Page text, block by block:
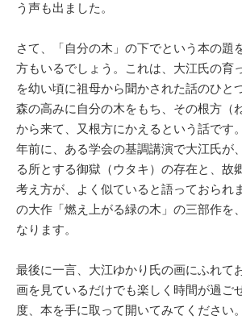
う声も出ました。
さて、「自分の木」の下でという本の題
方もいるでしょう。これは、大江氏の育
を幼い頃に祖母から聞かされた話のひと
森の高みに自分の木をもち、その根方
から来て、又根方にかえるという話です
年前に、ある学会の基調講演で大江氏が
る所とする御獄（ウタキ）の存在と、故
考え方が、よく似ていると語っておられ
の大作「燃え上がる緑の木」の三部作を
なります。
最後に一言、大江ゆかり氏の画にふれて
画を見ているだけでも楽しく時間が過ご
度、本を手に取って開いてみてください。